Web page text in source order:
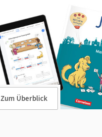
Zum Überblick